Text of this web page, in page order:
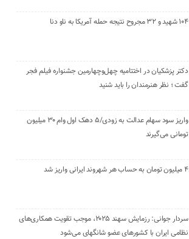
۱۰۴ شهید و ۳۲ مجروح نتیجه حمله آمریکا به ناو دنا
دکتر پزشکیان در اختتامیه چهل‌وچهارمین جشنواره فیلم فجر
گفت ؛ نظر هنرمندان را باید شنید
واریز سود سهام عدالت به زودی/۵ دهک اول وام ۳۰ میلیون
تومانی می‌گیرند
۴ میلیون تومان به حساب هر شهروند ایرانی واریز شد
سردار جوانی: رزمایش سهند ۲۰۲۵، موجب تقویت همکاری‌های
نظامی ایران با کشور‌های عضو شانگهای می‌شود